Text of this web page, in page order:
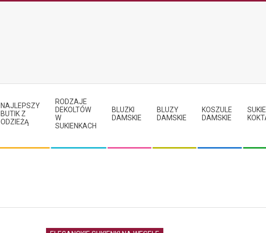
NAJLEPSZY
BUTIK Z
ODZIEŻĄ
RODZAJE
DEKOLTÓW
W
SUKIENKACH
BLUZKI
DAMSKIE
BLUZY
DAMSKIE
KOSZULE
DAMSKIE